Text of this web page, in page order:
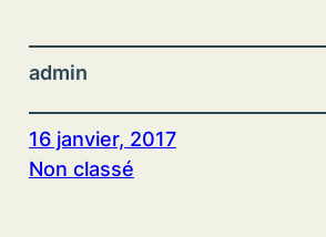
admin
16 janvier, 2017
Non classé